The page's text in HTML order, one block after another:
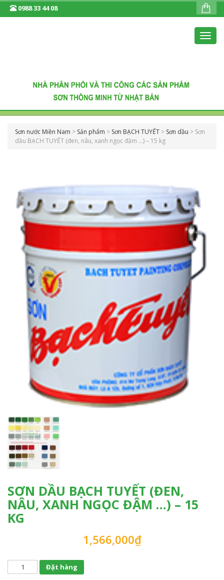
0988 33 44 08
Sơn nước Miền Nam > Sản phẩm > Sơn BẠCH TUYẾT > Sơn dầu > Sơn
dầu BẠCH TUYẾT (đen, nâu, xanh ngọc đậm …) – 15 kg
SƠN DẦU BẠCH TUYẾT (ĐEN,
NÂU, XANH NGỌC ĐẬM …) – 15
KG
1,566,000₫
Đặt hàng